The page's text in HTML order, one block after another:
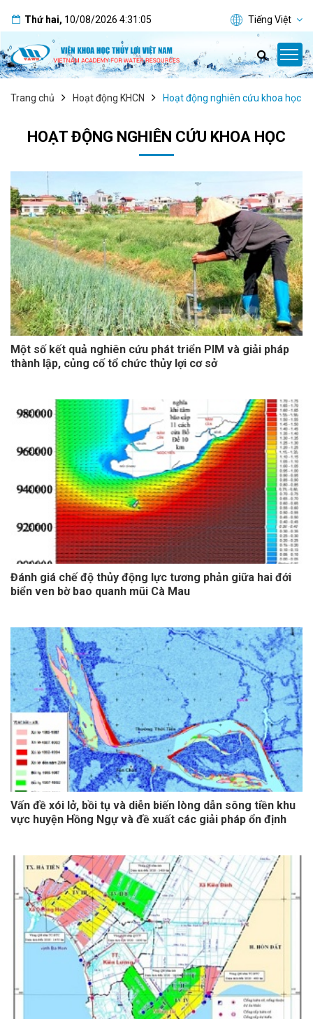
Thứ hai, 10/08/2026 4:31:06 Tiếng Việt
Trang chủ Hoạt động KHCN Hoạt động nghiên cứu khoa học
HOẠT ĐỘNG NGHIÊN CỨU KHOA HỌC
Một số kết quả nghiên cứu phát triển PIM và giải pháp
thành lập, củng cố tổ chức thủy lợi cơ sở
Đánh giá chế độ thủy động lực tương phản giữa hai đới
biển ven bờ bao quanh mũi Cà Mau
Vấn đề xói lở, bồi tụ và diễn biến lòng dẫn sông tiền khu
vực huyện Hồng Ngự và đề xuất các giải pháp ổn định